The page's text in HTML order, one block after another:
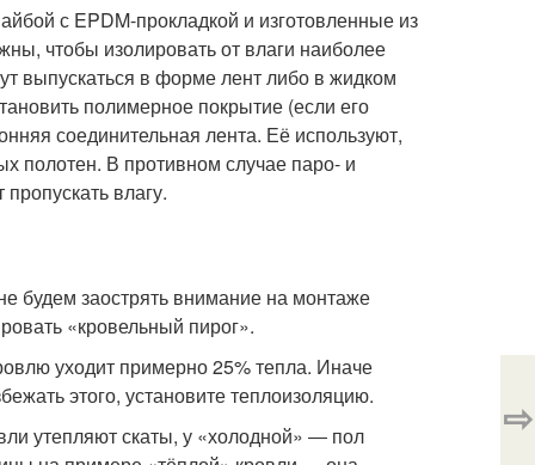
с EPDM-прокладкой и изготовленные из
чтобы изолировать от влаги наиболее
выпускаться в форме лент либо в жидком
полимерное покрытие (если его
соединительная лента. Её используют,
полотен. В противном случае паро- и
влагу.
будем заострять внимание на монтаже
«кровельный пирог».
уходит примерно 25% тепла. Иначе
этого, установите теплоизоляцию.
утепляют скаты, у «холодной» ― пол
⇨